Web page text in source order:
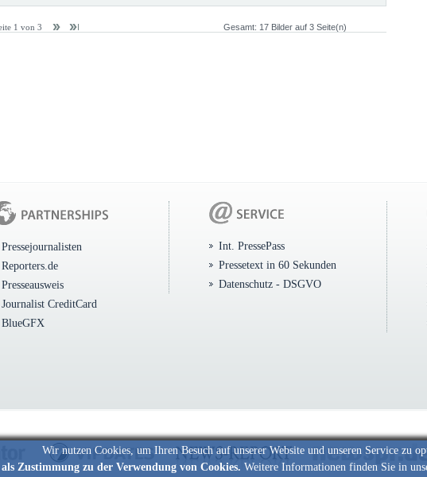
Wir nutzen Cookies, um Ihren Besuch auf unserer Website und unseren Service zu
Zustimmung zu der Verwendung von Cookies. Weitere Informationen finden Sie in
1 von 3 Gesamt: 17 Bilder auf 3 Seite(n)
Pressejournalisten
Reporters.de
Presseausweis
Journalist CreditCard
BlueGFX
Int. PressePass
Pressetext in 60 Sekunden
Datenschutz - DSGVO